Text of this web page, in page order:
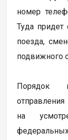
номер
Туда
поезда,
подвижного
Порядок
на